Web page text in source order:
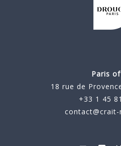
Paris
18 rue de
+33 1 45